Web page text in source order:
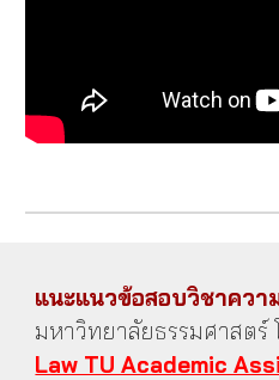
แนะแนวข้อสอบวิชาคว
มหาวิทยาลัยธรรมศาสตร์
Law TU Academic